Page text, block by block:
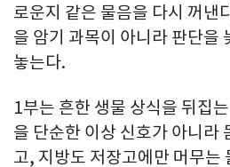
로운지 같은 물음을 다시 꺼낸
을 암기 과목이 아니라 판단을
놓는다.
1부는 흔한 생물 상식을 뒤집
을 단순한 이상 신호가 아니라
고, 지방도 저장고에만 머무는